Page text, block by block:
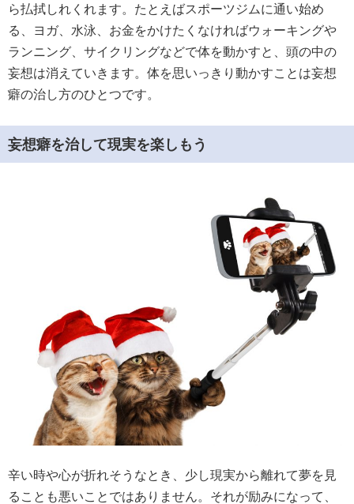
ら払拭しれくれます。たとえばスポーツジムに通い始め
る、ヨガ、水泳、お金をかけたくなければウォーキングや
ランニング、サイクリングなどで体を動かすと、頭の中の
妄想は消えていきます。体を思いっきり動かすことは妄想
癖の治し方のひとつです。
妄想癖を治して現実を楽しもう
辛い時や心が折れそうなとき、少し現実から離れて夢を見
ることも悪いことではありません。それが励みになって、